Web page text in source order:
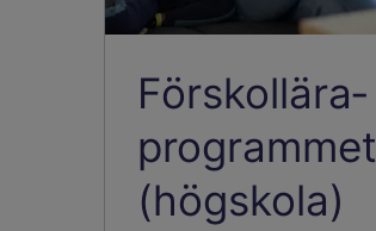
Förskollära­
programmet
(högskola)